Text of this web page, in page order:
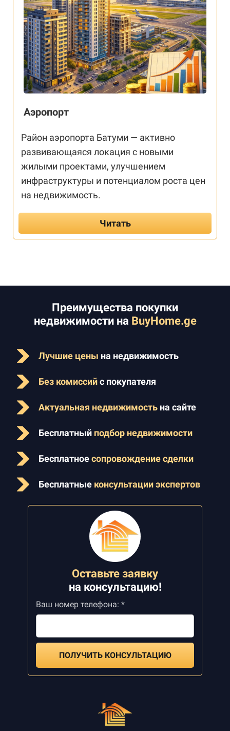
Аэропорт
Район аэропорта Батуми — активно
развивающаяся локация с новыми
жилыми проектами, улучшением
инфраструктуры и потенциалом роста цен
на недвижимость.
Читать
Преимущества покупки
недвижимости на BuyHome.ge
Лучшие цены на недвижимость
Без комиссийс покупателя
Актуальная недвижимость на сайте
Бесплатный подбор недвижимости
Бесплатноесопровождение сделки
Бесплатные консультации экспертов
Оставьте заявку
на консультацию!
Ваш номер телефона: *
ПОЛУЧИТЬ КОНСУЛЬТАЦИЮ